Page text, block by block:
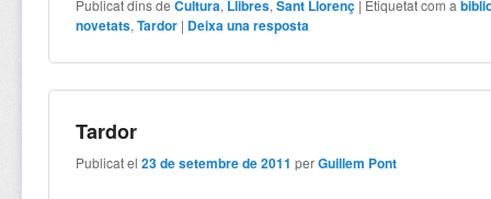
Publicat dins de Cultura, Llibres,Sant Llorenç | Etiquetat com a
novetats,Tardor | Deixa una resposta
Tardor
Publicat el23 de setembre de 2011 perGuillem Pont